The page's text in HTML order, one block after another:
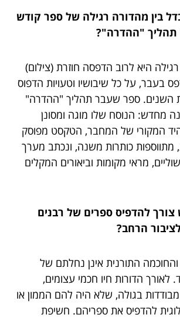
בין מהדורה רגילה של ספר קודש
תהליך "ההדרה"?
היא לרוב הדפסה חוזרת (צילום)
בעבר, על כל שיבושיו וטעויות הדפוס
השנים. ספר שעבר תהליך "ההדרה"
מחדש: הנוסח שלו מוגה ומסונן
המקורי של המחבר, הטקסט מפוסק
מתווספות כותרות משנה, ונכתב מערך
מראי מקומות וביאורים המקלים
להדפיס ספרים של רבנים
הרחב?
התורנית אינן נחלתם של
לאורך הדורות חיו חכמי עצומים,
בגולה, שלא היה להם הממון או
להדפיס את ספריהם. חשיפת